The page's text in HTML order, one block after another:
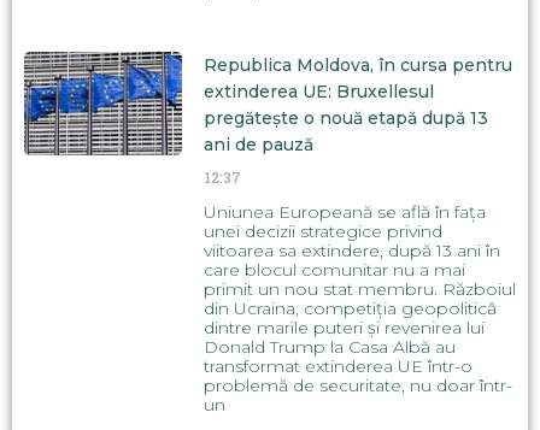
Republica Moldova, în cursa pentru
extinderea UE: Bruxellesul
pregătește o nouă etapă după 13
ani de pauză
12:37
Uniunea Europeană se află în fața
unei decizii strategice privind
viitoarea sa extindere, după 13 ani în
care blocul comunitar nu a mai
primit un nou stat membru. Războiul
din Ucraina, competiția geopolitică
dintre marile puteri și revenirea lui
Donald Trump la Casa Albă au
transformat extinderea UE într-o
problemă de securitate, nu doar într-
un